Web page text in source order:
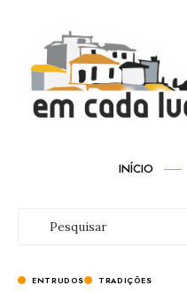
INÍCIO
ENTRUDOS TRADIÇÕES